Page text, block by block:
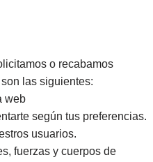
o recabamos
las siguientes:
web
según tus preferencias.
usuarios.
fuerzas y cuerpos de